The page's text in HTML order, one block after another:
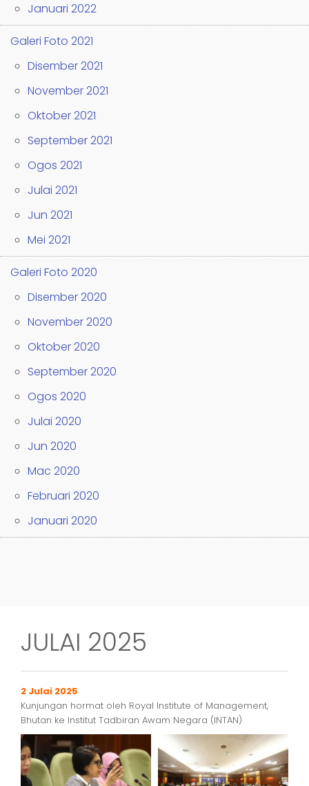
Januari 2022
Galeri Foto 2021
Disember 2021
November 2021
Oktober 2021
September 2021
Ogos 2021
Julai 2021
Jun 2021
Mei 2021
Galeri Foto 2020
Disember 2020
November 2020
Oktober 2020
September 2020
Ogos 2020
Julai 2020
Jun 2020
Mac 2020
Februari 2020
Januari 2020
JULAI 2025
2 Julai 2025
Kunjungan hormat oleh Royal Institute of Management,
Bhutan ke Institut Tadbiran Awam Negara (INTAN)